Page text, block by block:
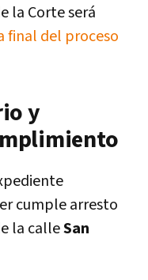
la Corte será
final del proceso
y
cumple arresto
la calleSan